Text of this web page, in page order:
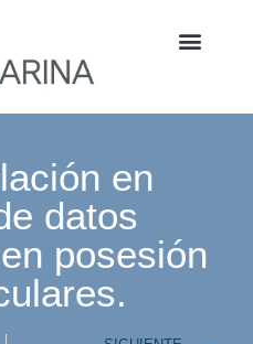
en
datos
posesión